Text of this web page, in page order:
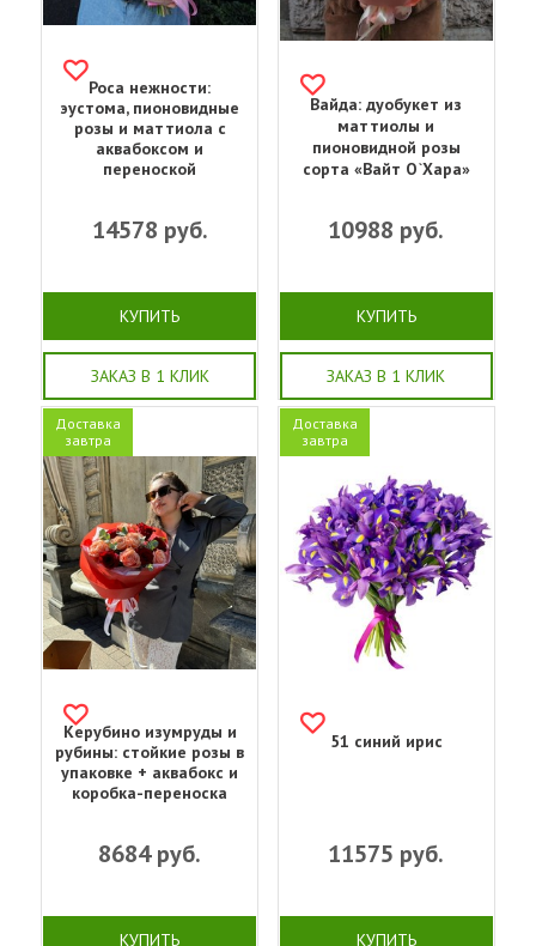
Роса нежности:
эустома, пионовидные
розы и маттиола с
аквабоксом и
переноской
14578 руб.
КУПИТЬ
ЗАКАЗ В 1 КЛИК
Вайда: дуобукет из
маттиолы и
пионовидной розы
сорта «Вайт О`Хара»
10988 руб.
КУПИТЬ
ЗАКАЗ В 1 КЛИК
Доставка
завтра
Керубино изумруды и
рубины: стойкие розы в
упаковке + аквабокс и
коробка-переноска
8684руб.
КУПИТЬ
Доставка
завтра
51 синий ирис
11575 руб.
КУПИТЬ